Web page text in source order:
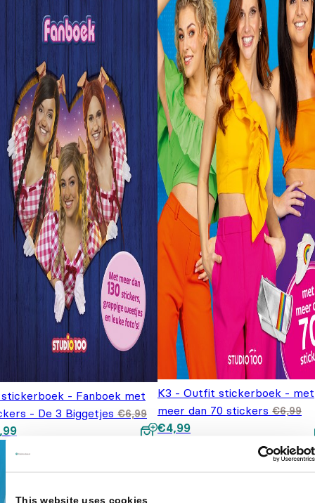
This website uses cookies
- Fanboek met
- De 3 Biggetjes €6,99
prijs was:
Huidige prijs is: €4,99.
K3 - Outfit stickerboek - met
meer dan 70 stickers €6,99
Oorspronkelijke prijs was:
€6,99.
€4,99Huidige prijs is: €4,99.